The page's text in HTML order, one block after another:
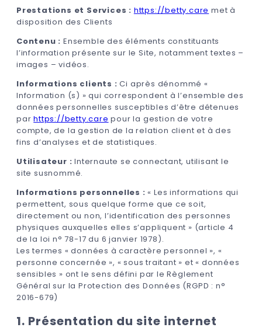
Prestations et Services : https://betty.care met à
disposition des Clients
Contenu : Ensemble des éléments constituants
l’information présente sur le Site, notamment textes –
images – vidéos.
Informations clients : Ci après dénommé «
Information (s) » qui correspondent à l’ensemble des
données personnelles susceptibles d’être détenues
parhttps://betty.care pour la gestion de votre
compte, de la gestion de la relation client et à des
fins d’analyses et de statistiques.
Utilisateur : Internaute se connectant, utilisant le
site susnommé.
Informations personnelles : « Les informations qui
permettent, sous quelque forme que ce soit,
directement ou non, l’identification des personnes
physiques auxquelles elles s’appliquent » (article 4
de la loi n° 78-17 du 6 janvier 1978).
Les termes « données à caractère personnel », «
personne concernée », « sous traitant » et « données
sensibles » ont le sens défini par le Règlement
Général sur la Protection des Données (RGPD : n°
2016-679)
1. Présentation du site internet